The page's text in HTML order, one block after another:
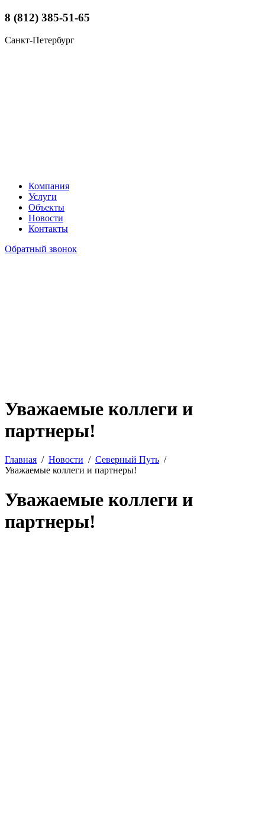
8 (812) 385-51-65
Санкт-Петербург
Компания
Услуги
Объекты
Новости
Контакты
Обратный звонок
Уважаемые коллеги и
партнеры!
Главная Новости
Северный Путь
Уважаемые коллеги и партнеры!
Уважаемые коллеги и
партнеры!